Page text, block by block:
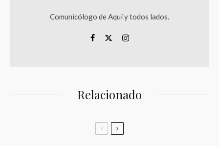
Comunicólogo de Aquí y todos lados.
Relacionado